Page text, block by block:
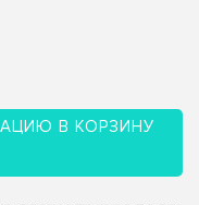
В КОРЗИНУ